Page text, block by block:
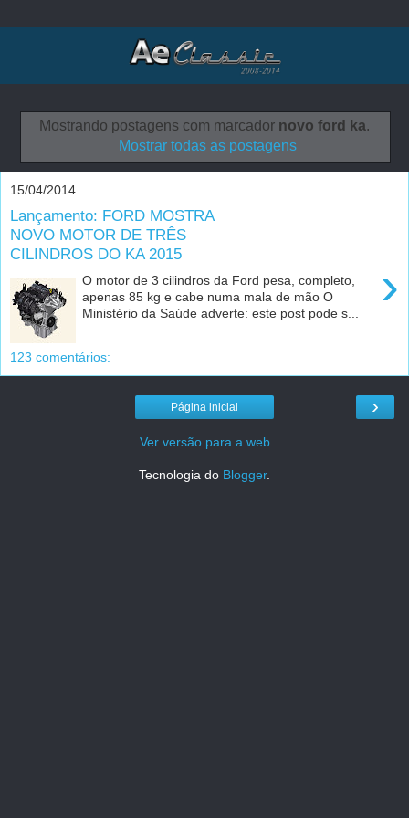
Mostrando postagens com marcador novo ford ka.
Mostrar todas as postagens
15/04/2014
Lançamento: FORD MOSTRA
NOVO MOTOR DE TRÊS
CILINDROS DO KA 2015
›
O motor de 3 cilindros da Ford pesa, completo,
apenas 85 kg e cabe numa mala de mão O
Ministério da Saúde adverte: este post pode s...
123 comentários:
›
Página inicial
Ver versão para a web
Tecnologia do Blogger.